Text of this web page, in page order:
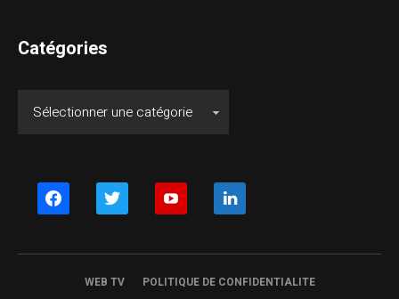
Catégories
facebook twitter youtube linkedin
WEB TV POLITIQUE DE CONFIDENTIALITE